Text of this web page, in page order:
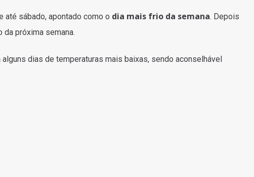
até sábado, apontado como o dia mais frio da semana. Depois
próxima semana.
dias de temperaturas mais baixas, sendo aconselhável